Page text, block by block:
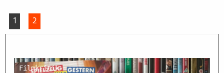
1 2
Filmkritik